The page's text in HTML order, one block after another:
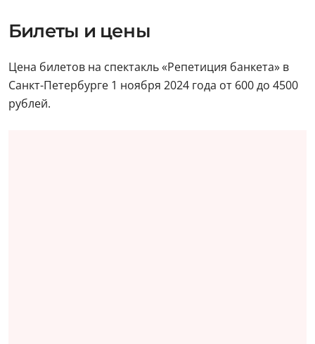
Билеты и цены
Цена билетов на спектакль «Репетиция банкета» в
Санкт-Петербурге 1 ноября 2024 года от 600 до 4500
рублей.